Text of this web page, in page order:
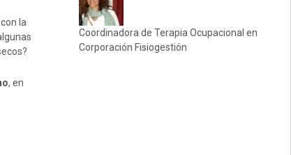
la
, en
Coordinadora de Terapia Ocupacional en
Corporación Fisiogestión